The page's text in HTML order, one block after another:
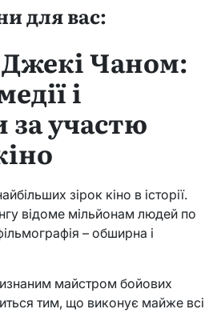
для вас:
Чаном:
і
за участю
зірок кіно в історії.
відоме мільйонам людей по
– обширна і
майстром бойових
тим, що виконує майже всі